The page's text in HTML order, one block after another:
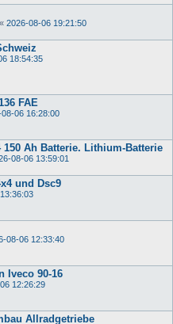
« 2026-08-06 19:21:50
18:54:35
FAE
06 16:28:00
Ah Batterie. Lithium-Batterie
08-06 13:59:01
und Dsc9
08-06 12:33:40
Iveco 90-16
12:26:29
Allradgetriebe